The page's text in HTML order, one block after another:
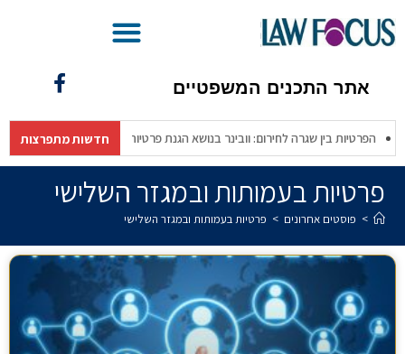
אתר התכנים המשפטיים
חדשות מתפרצות
הפרטיות בין שגרה לחירום: וובינר בנושא הגנת פרטיות משגרה לחירום
פרטיות בעמותות ובמגזר השלישי
> פוסטים אחרונים > פרטיות בעמותות ובמגזר השלישי